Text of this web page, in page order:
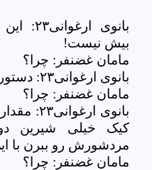
بانوی
بیش نیست!
مامان غضنفر: چرا؟
بانوی ارغوانی۲۳: دستور کیکش خیلی افتضاح بود!
مامان غضنفر: چرا؟
بانوی
کیک خیلی شیرین
مردشورش رو ببرن با
مامان غضنفر: چرا؟